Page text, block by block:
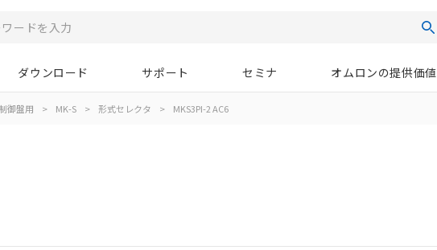
ダウンロード サポート セミナ オムロンの提供価値
御盤用 > MK-S > 形式セレクタ > MKS3PI-2 AC6